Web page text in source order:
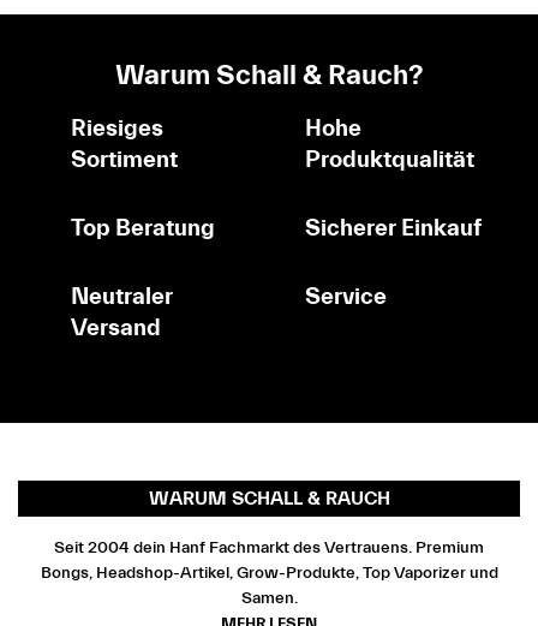
Warum Schall & Rauch?
Riesiges
Sortiment
Hohe
Produktqualität
Top Beratung Sicherer Einkauf
Neutraler
Versand
Service
WARUM SCHALL & RAUCH
Seit 2004 dein Hanf Fachmarkt des Vertrauens. Premium
Bongs, Headshop-Artikel, Grow-Produkte, Top Vaporizer und
Samen.